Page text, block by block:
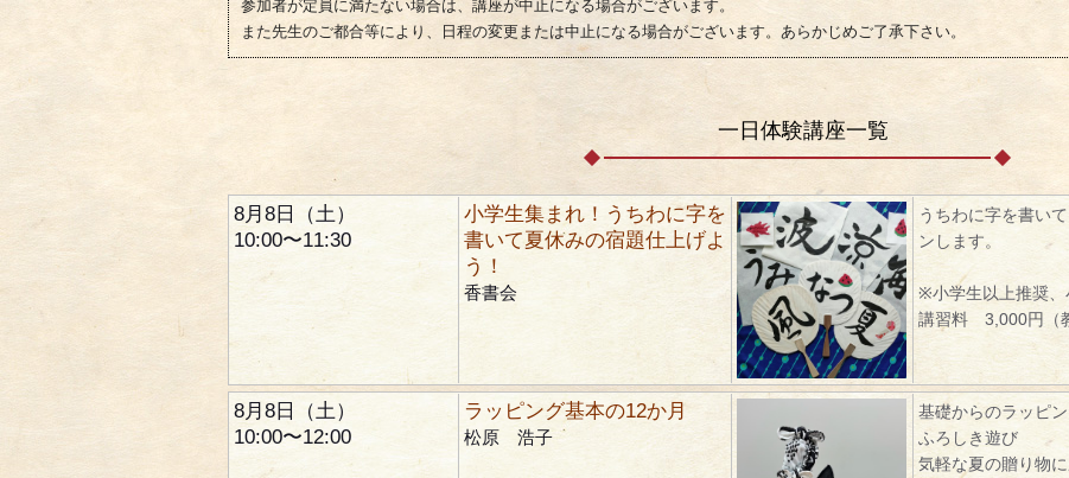
参加者が定員に満たない場合は、講座が中止になる場合がございます。
また先生のご都合等により、日程の変更または中止になる場合がございます。あらかじめご了承下さい。
一日体験講座一覧
8月8日（土）
10:00〜11:30
小学生集まれ！うちわに字を
書いて夏休みの宿題仕上げよ
う！
香書会
うちわに字を書い
ンします。
※小学生以上推奨、
講習料 3,000円（
8月8日（土）
10:00〜12:00
ラッピング基本の12か月
松原 浩子
基礎からのラッピ
ふろしき遊び
気軽な夏の贈り物